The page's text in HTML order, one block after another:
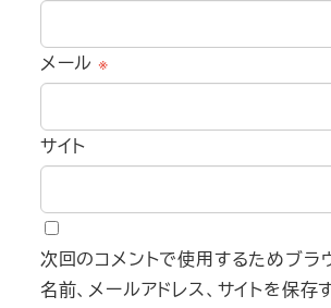
メール ※
サイト
次回のコメントで使用するためブラ
名前、メールアドレス、サイトを保存